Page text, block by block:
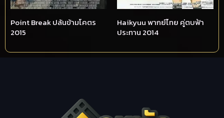
Point Break ปล้นข้ามโคตร
2015
Haikyuu พากย์ไทย คู่ตบฟ้า
ประทาน 2014